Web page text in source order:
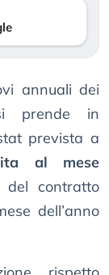
annuali dei
prende in
prevista a
al mese
del contratto
dell’anno